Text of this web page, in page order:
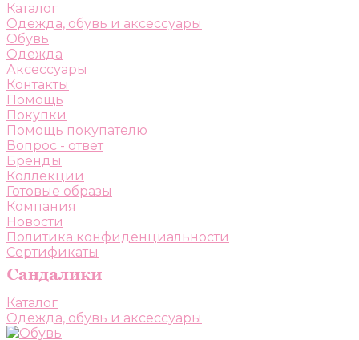
Каталог
Одежда, обувь и аксессуары
Обувь
Одежда
Аксессуары
Контакты
Помощь
Покупки
Помощь покупателю
Вопрос - ответ
Бренды
Коллекции
Готовые образы
Компания
Новости
Политика конфиденциальности
Сертификаты
Каталог
Одежда, обувь и аксессуары